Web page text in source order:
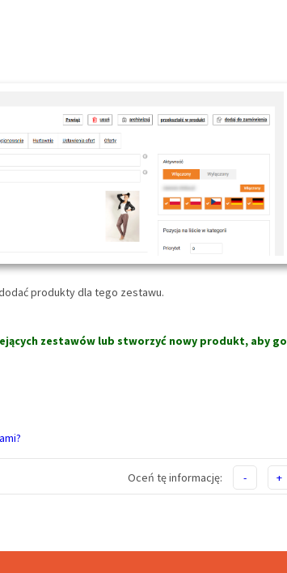
produkty dla tego zestawu.
zestawów lub stworzyć nowy produkt, aby go
Oceń tę informację: - +